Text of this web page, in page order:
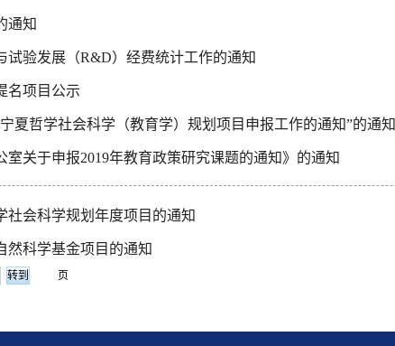
通知
试验发展（R&D）经费统计工作的通知
名项目公示
夏哲学社会科学（教育学）规划项目申报工作的通知”的通知
室关于申报2019年教育政策研究课题的通知》的通知
社会科学规划年度项目的通知
然科学基金项目的通知
页